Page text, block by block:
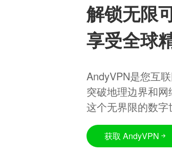
解锁无限
享受全球
AndyVPN是您互
突破地理边界和
这个无界限的数字
获取 AndyVPN